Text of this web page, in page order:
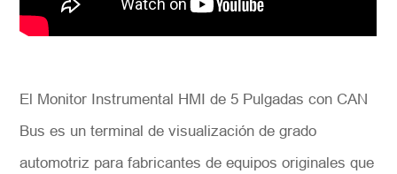
El Monitor Instrumental HMI de 5 Pulgadas con CAN
Bus es un terminal de visualización de grado
automotriz para fabricantes de equipos originales que